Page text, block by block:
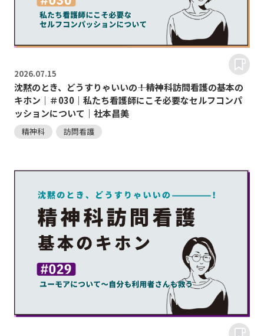
2026.07.15
沈黙のとき、どうすりゃいいの―――！精神科訪問看護の基本の
キホン｜＃030｜私たち看護師にこそ必要なセルフコンパ
ッションについて｜社本昌美
精神科 訪問看護